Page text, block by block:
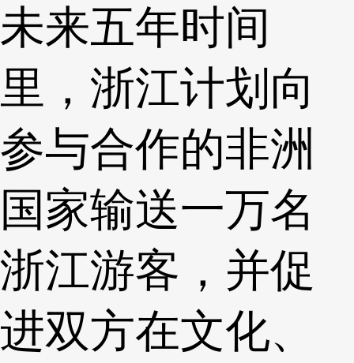
未来五年时间
里，浙江计划向
参与合作的非洲
国家输送一万名
浙江游客，并促
进双方在文化、